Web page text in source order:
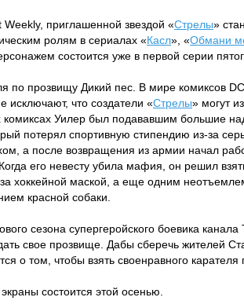
приглашенной звездой «Стрелы»
ролям в сериалах «Касл», «Обмани
состоится уже в первой серии
по прозвищу Дикий пес. В мире комиксов
исключают, что создатели «Стрелы» могут
комиксах Уилер был подававшим большие
потерял спортивную стипендию из-за
а после возвращения из армии начал
его невесту убила мафия, он решил
хоккейной маской, а еще одним
красной собаки.
сезона супергеройского боевика
свое прозвище. Дабы сберечь жителей
о том, чтобы взять своенравного карателя
состоится этой осенью.